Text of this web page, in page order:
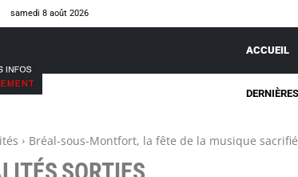
samedi 8 août 2026
ACCUEIL
Bréal-sous-Montfort, la fête de la musique